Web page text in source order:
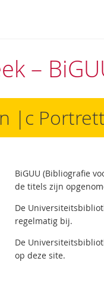
–
|c
BiGUU (Bibliografie
de titels zijn
De
regelmatig bij.
De
op deze site.